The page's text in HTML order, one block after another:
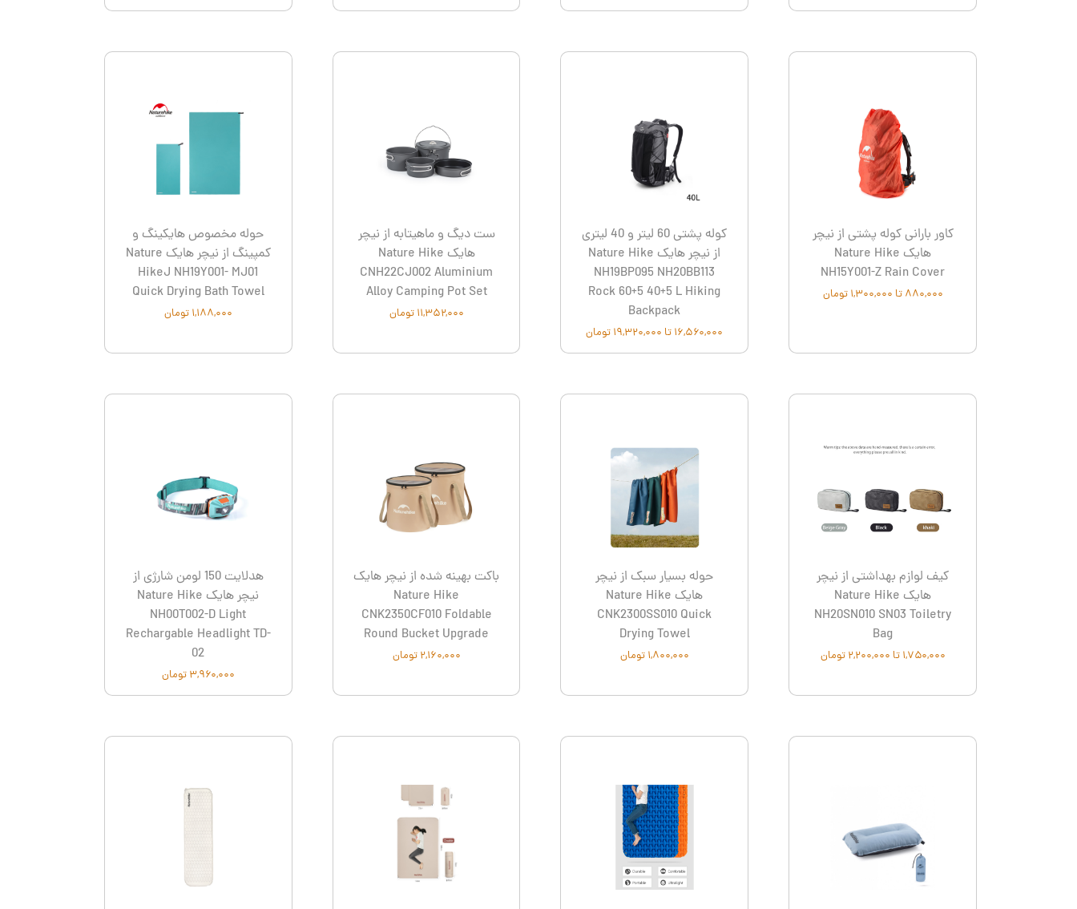
کاور بارانی کوله پشتی از نیچر
هایک Nature Hike
NH15Y001-Z Rain Cover
۸۸۰,۰۰۰ تا ۱,۳۰۰,۰۰۰ تومان
کوله پشتی 60 لیتر و 40 لیتری
از نیچر هایک Nature Hike
NH19BP095 NH20BB113
Rock 60+5 40+5 L Hiking
Backpack
۱۶,۵۶۰,۰۰۰ تا ۱۹,۳۲۰,۰۰۰ تومان
ست دیگ و ماهیتابه از نیچر
هایک Nature Hike
CNH22CJ002 Aluminium
Alloy Camping Pot Set
۱۱,۳۵۲,۰۰۰ تومان
حوله مخصوص هایکینگ و
کمپینگ از نیچر هایک Nature
HikeJ NH19Y001- MJ01
Quick Drying Bath Towel
۱,۱۸۸,۰۰۰ تومان
کیف لوازم بهداشتی از نیچر
هایک Nature Hike
NH20SN010 SN03 Toiletry
Bag
۱,۷۵۰,۰۰۰ تا ۲,۲۰۰,۰۰۰ تومان
حوله بسیار سبک از نیچر
هایک Nature Hike
CNK2300SS010 Quick
Drying Towel
۱,۸۰۰,۰۰۰ تومان
باکت بهینه شده از نیچر هایک
Nature Hike
CNK2350CF010 Foldable
Round Bucket Upgrade
۲,۱۶۰,۰۰۰ تومان
هدلایت 150 لومن شارژی از
نیچر هایک Nature Hike
NH00T002-D Light
Rechargable Headlight TD-
02
۳,۹۶۰,۰۰۰ تومان